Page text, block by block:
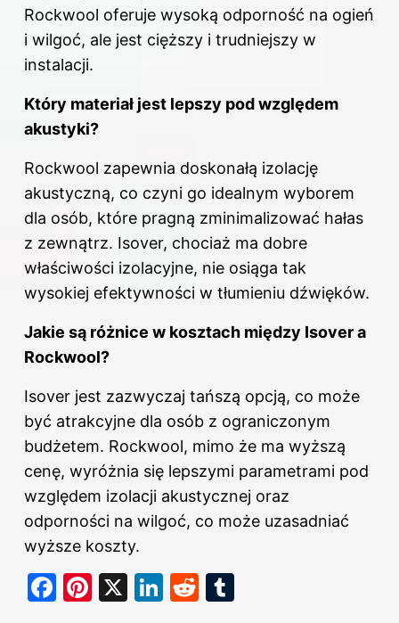
Rockwool oferuje wysoką odporność na ogień
i wilgoć, ale jest cięższy i trudniejszy w
instalacji.
Który materiał jest lepszy pod względem
akustyki?
Rockwool zapewnia doskonałą izolację
akustyczną, co czyni go idealnym wyborem
dla osób, które pragną zminimalizować hałas
z zewnątrz. Isover, chociaż ma dobre
właściwości izolacyjne, nie osiąga tak
wysokiej efektywności w tłumieniu dźwięków.
Jakie są różnice w kosztach między Isover a
Rockwool?
Isover jest zazwyczaj tańszą opcją, co może
być atrakcyjne dla osób z ograniczonym
budżetem. Rockwool, mimo że ma wyższą
cenę, wyróżnia się lepszymi parametrami pod
względem izolacji akustycznej oraz
odporności na wilgoć, co może uzasadniać
wyższe koszty.
F
Pi X
Li R